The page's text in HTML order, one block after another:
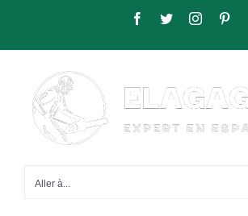
Facebook
TwitterInstagram
Aller à...